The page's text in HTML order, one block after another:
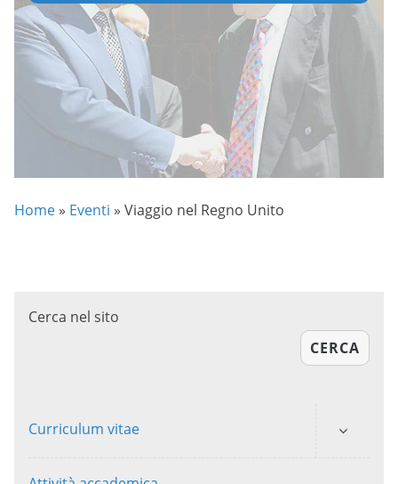
Home » Eventi » Viaggio nel Regno Unito
Cerca nel sito
CERCA
Curriculum vitae